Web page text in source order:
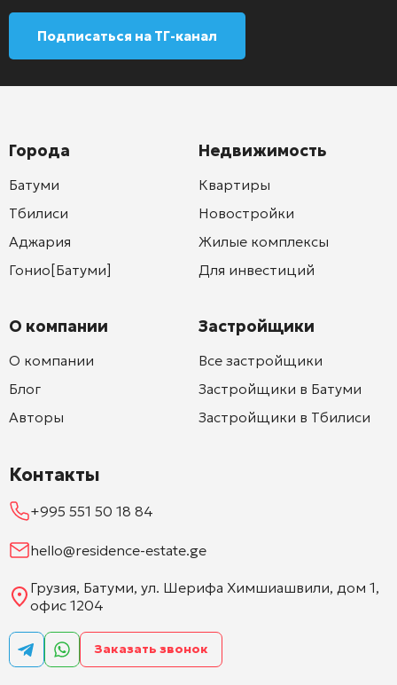
Подписаться на ТГ-канал
Города
Батуми
Тбилиси
Аджария
Гонио[Батуми]
О компании
О компании
Блог
Авторы
Недвижимость
Квартиры
Новостройки
Жилые комплексы
Для инвестиций
Застройщики
Все застройщики
Застройщики в Батуми
Застройщики в Тбилиси
Контакты
+995 551 50 18 84
hello@residence-estate.ge
Грузия, Батуми, ул. Шерифа Химшиашвили, дом 1,
офис 1204
Заказать звонок